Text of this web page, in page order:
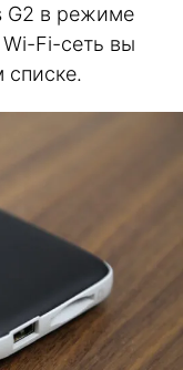
G2 в режиме
Fi-сеть вы